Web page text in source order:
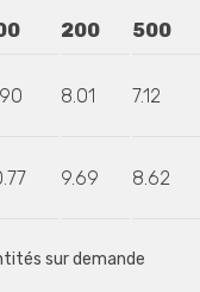
200 500
8.01 7.12
9.69 8.62
sur demande